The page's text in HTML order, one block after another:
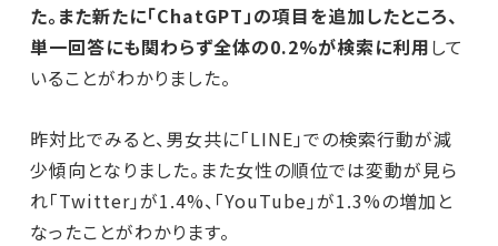
た。また新たに「ChatGPT」の項目を追加したところ、
単一回答にも関わらず全体の0.2%が検索に利用して
いることがわかりました。
昨対比でみると、男女共に「LINE」での検索行動が減
少傾向となりました。また女性の順位では変動が見ら
れ「Twitter」が1.4%、「YouTube」が1.3%の増加と
なったことがわかります。